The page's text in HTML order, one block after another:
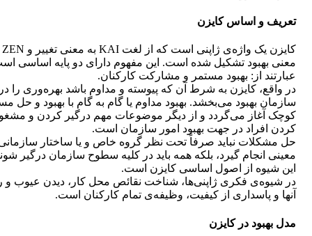
تعریف و اساس کایزن
معنی بهبود تشکیل شده است. این مفهوم دارای دو پایه اساسی
عبارتند از: بهبود مستمر و مشارکت کارکنان.
در واقع، کایزن به شرط آن که پیوسته و مداوم باشد بهره‌وری را
سازمان بهبود می‌بخشد. بهبود مداوم یا گام به گام با بهبود و حل
کوچک آغاز می‌گردد و از دیگر موضوعات مهم درگیر کردن و
کردن افراد در جهت بهبود امور سازمان است.
حل مشکلات نباید صرفاً تحت نظر گروه خاص و یا ساختار
معینی انجام گیرد، بلکه همه باید در کلیه سطوح سازمان درگیر
این شیوه از اصول اساسی کایزن است.
در شیوه‌ی فکری ژاپنی‌ها، شناخت نقائص محل کار، دیدن عیوب و
آنها و پاسداری از کیفیت، وظیفه‌ی تمام کارکنان است.
مدل بهبود در کایزن